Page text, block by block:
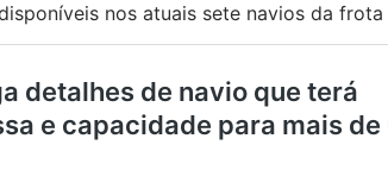
nos atuais sete navios da frota